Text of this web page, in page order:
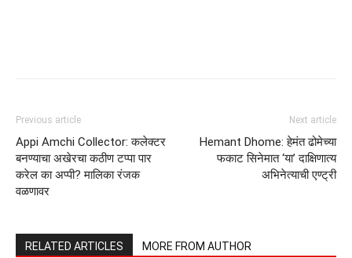
Previous article
Appi Amchi Collector: कलेक्टर
बनण्याचा अखेरचा कठीण टप्पा पार
करेल का अप्पी? मालिका रंजक
वळणावर
Next article
Hemant Dhome: हेमंत ढोमेच्या
फकाट सिनेमात ‘या’ दाक्षिणात्य
अभिनेत्याची एण्ट्री
RELATED ARTICLES MORE FROM AUTHOR